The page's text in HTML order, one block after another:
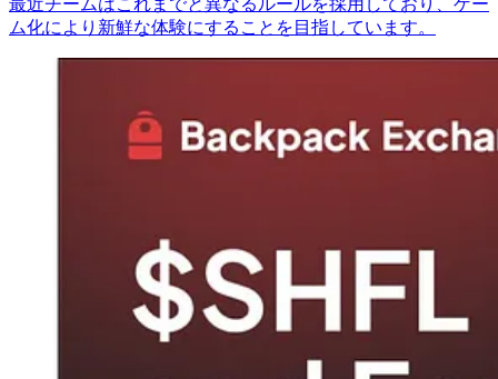
ム化により新鮮な体験にすることを目指しています。